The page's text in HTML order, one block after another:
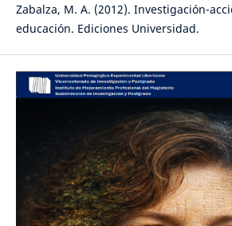
Zabalza, M. A. (2012). Investigación-
educación. Ediciones Universidad.